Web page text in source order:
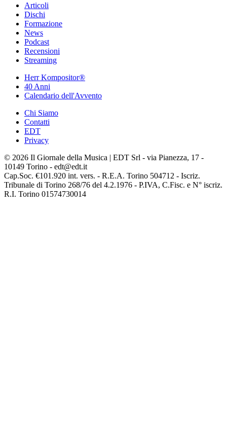
Articoli
Dischi
Formazione
News
Podcast
Recensioni
Streaming
Herr Kompositor®
40 Anni
Calendario dell'Avvento
Chi Siamo
Contatti
EDT
Privacy
© 2026 Il Giornale della Musica | EDT Srl - via Pianezza, 17 -
10149 Torino - edt@edt.it
Cap.Soc. €101.920 int. vers. - R.E.A. Torino 504712 - Iscriz.
Tribunale di Torino 268/76 del 4.2.1976 - P.IVA, C.Fisc. e N° iscriz.
R.I. Torino 01574730014